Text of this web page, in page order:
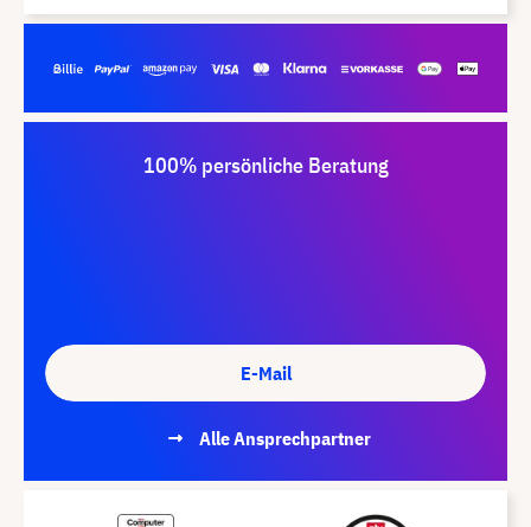
100% persönliche Beratung
E-Mail
Alle Ansprechpartner